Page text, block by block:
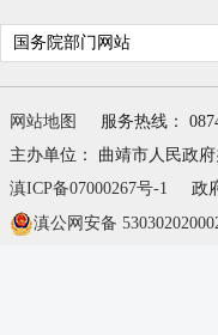
国务院部门网站
网站地图
服务热线：
主办单位： 曲靖市人民政
滇ICP备07000267号-1
政
滇公网安备